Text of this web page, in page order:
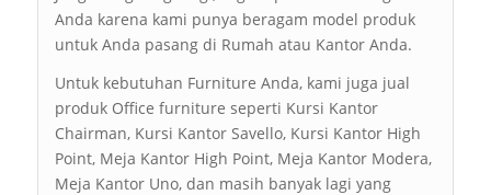
Anda karena kami punya beragam model produk
untuk Anda pasang di Rumah atau Kantor Anda.
Untuk kebutuhan Furniture Anda, kami juga jual
produk Office furniture seperti Kursi Kantor
Chairman, Kursi Kantor Savello, Kursi Kantor High
Point, Meja Kantor High Point, Meja Kantor Modera,
Meja Kantor Uno, dan masih banyak lagi yang